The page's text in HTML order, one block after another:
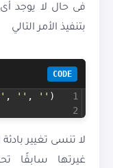
بتنفيذ الأمر التالي
CODE
1
' , '' , '' );
2
غيرتها سابقًا